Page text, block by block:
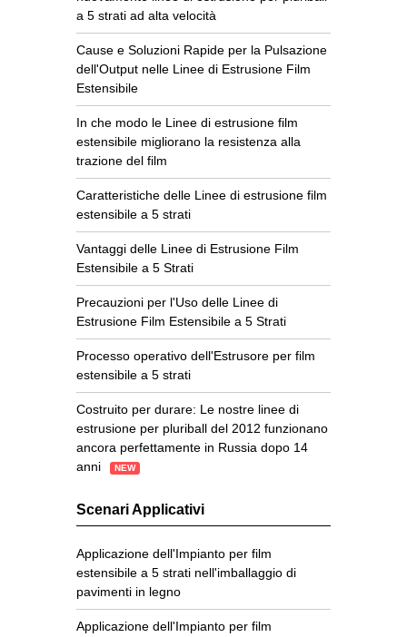
a 5 strati ad alta velocità
Cause e Soluzioni Rapide per la Pulsazione
dell'Output nelle Linee di Estrusione Film
Estensibile
In che modo le Linee di estrusione film
estensibile migliorano la resistenza alla
trazione del film
Caratteristiche delle Linee di estrusione film
estensibile a 5 strati
Vantaggi delle Linee di Estrusione Film
Estensibile a 5 Strati
Precauzioni per l'Uso delle Linee di
Estrusione Film Estensibile a 5 Strati
Processo operativo dell'Estrusore per film
estensibile a 5 strati
Costruito per durare: Le nostre linee di
estrusione per pluriball del 2012 funzionano
ancora perfettamente in Russia dopo 14
anni
NEW
Scenari Applicativi
Applicazione dell'Impianto per film
estensibile a 5 strati nell'imballaggio di
pavimenti in legno
Applicazione dell'Impianto per film